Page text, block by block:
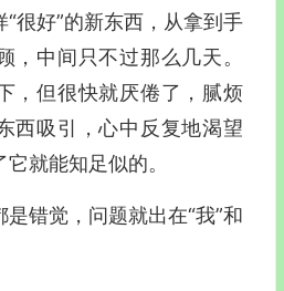
很好”的新东西，从拿到手
，中间只不过那么几天。
，但很快就厌倦了，腻烦
西吸引，心中反复地渴望
就能知足似的。
错觉，问题就出在“我”和